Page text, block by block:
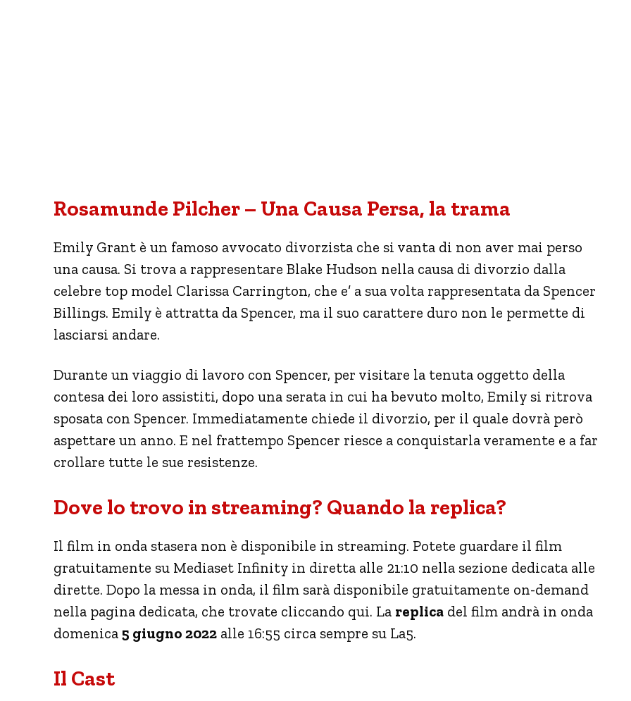
Rosamunde Pilcher – Una Causa Persa, la trama
Emily Grant è un famoso avvocato divorzista che si vanta di non aver mai perso
una causa. Si trova a rappresentare Blake Hudson nella causa di divorzio dalla
celebre top model Clarissa Carrington, che e’ a sua volta rappresentata da Spencer
Billings. Emily è attratta da Spencer, ma il suo carattere duro non le permette di
lasciarsi andare.
Durante un viaggio di lavoro con Spencer, per visitare la tenuta oggetto della
contesa dei loro assistiti, dopo una serata in cui ha bevuto molto, Emily si ritrova
sposata con Spencer. Immediatamente chiede il divorzio, per il quale dovrà però
aspettare un anno. E nel frattempo Spencer riesce a conquistarla veramente e a far
crollare tutte le sue resistenze.
Dove lo trovo in streaming? Quando la replica?
Il film in onda stasera non è disponibile in streaming. Potete guardare il film
gratuitamente su Mediaset Infinity in diretta alle 21:10 nella sezione dedicata alle
dirette. Dopo la messa in onda, il film sarà disponibile gratuitamente on-demand
nella pagina dedicata, che trovate cliccando qui. La replica del film andrà in onda
domenica 5 giugno 2022 alle 16:55 circa sempre su La5.
Il Cast